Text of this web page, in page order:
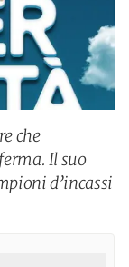
che
Il suo
d’incassi